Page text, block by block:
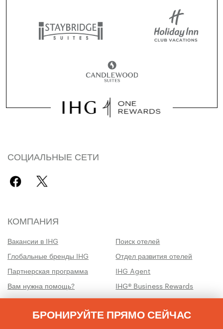
БРОНИРУЙТЕ ПРЯМО СЕЙЧАС
СОЦИАЛЬНЫЕ СЕТИ
КОМПАНИЯ
Вакансии в IHG
Поиск отелей
Глобальные бренды IHG
Отдел развития отелей
Партнерская программа
IHG Agent
Вам нужна помощь?
IHG® Business Rewards
Памятка путешественникам
IHG Army Hotels
Устойчивость
Материалы для участников